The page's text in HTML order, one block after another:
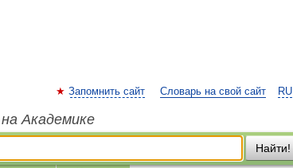
RU
Запомнить сайт Словарь на свой сайт
Академике
Найти!